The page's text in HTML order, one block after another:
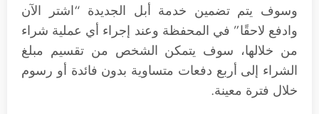
وسوف يتم تضمين خدمة أبل الجديدة “اشتر الآن
وادفع لاحقًا” في المحفظة وعند إجراء أي عملية شراء
من خلالها، سوف يتمكن الشخص من تقسيم مبلغ
الشراء إلى أربع دفعات متساوية بدون فائدة أو رسوم
خلال فترة معينة.